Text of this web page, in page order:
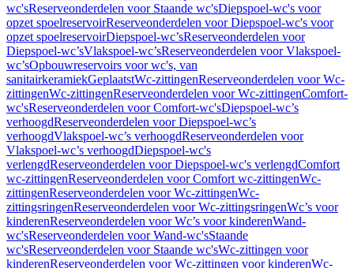
wc'sReserveonderdelen voor Staande wc'sDiepspoel-wc's voor
opzet spoelreservoirReserveonderdelen voor Diepspoel-wc's voor
opzet spoelreservoirDiepspoel-wc’sReserveonderdelen voor
Diepspoel-wc’sVlakspoel-wc’sReserveonderdelen voor Vlakspoel-
wc’sOpbouwreservoirs voor wc's, van
sanitairkeramiekGeplaatstWc-zittingenReserveonderdelen voor Wc-
zittingenWc-zittingenReserveonderdelen voor Wc-zittingenComfort-
wc'sReserveonderdelen voor Comfort-wc'sDiepspoel-wc’s
verhoogdReserveonderdelen voor Diepspoel-wc’s
verhoogdVlakspoel-wc’s verhoogdReserveonderdelen voor
Vlakspoel-wc’s verhoogdDiepspoel-wc's
verlengdReserveonderdelen voor Diepspoel-wc's verlengdComfort
wc-zittingenReserveonderdelen voor Comfort wc-zittingenWc-
zittingenReserveonderdelen voor Wc-zittingenWc-
zittingsringenReserveonderdelen voor Wc-zittingsringenWc’s voor
kinderenReserveonderdelen voor Wc’s voor kinderenWand-
wc'sReserveonderdelen voor Wand-wc'sStaande
wc'sReserveonderdelen voor Staande wc'sWc-zittingen voor
kinderenReserveonderdelen voor Wc-zittingen voor kinderenWc-